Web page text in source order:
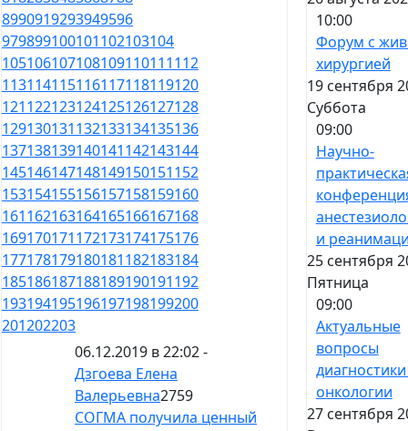
8990919293949596
979899100101102103104
105106107108109110111112
113114115116117118119120
121122123124125126127128
129130131132133134135136
137138139140141142143144
145146147148149150151152
153154155156157158159160
161162163164165166167168
169170171172173174175176
177178179180181182183184
185186187188189190191192
193194195196197198199200
201202203
06.12.2019 в 22:02 -
Дзгоева Елена
Валерьевна2759
СОГМА получила ценный
10:00
Форум с
хирургией
19 сентября
Суббота
09:00
Научно-
и
25 сентября
Пятница
09:00
Актуальные
вопросы
онкологии
27 сентября